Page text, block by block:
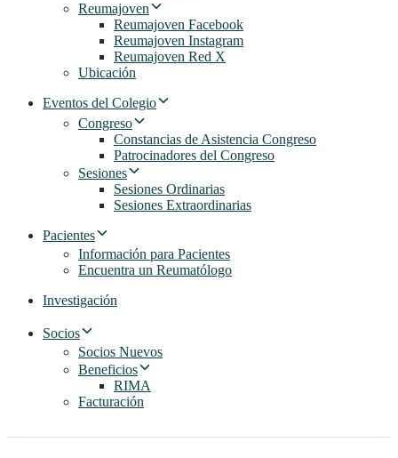
Reumajoven
Reumajoven Facebook
Reumajoven Instagram
Reumajoven Red X
Ubicación
Eventos del Colegio
Congreso
Constancias de Asistencia Congreso
Patrocinadores del Congreso
Sesiones
Sesiones Ordinarias
Sesiones Extraordinarias
Pacientes
Información para Pacientes
Encuentra un Reumatólogo
Investigación
Socios
Socios Nuevos
Beneficios
RIMA
Facturación